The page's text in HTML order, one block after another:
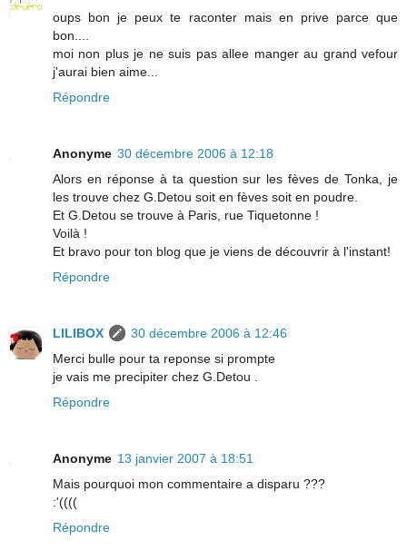
oups bon je peux te raconter mais en prive parce que
bon....
moi non plus je ne suis pas allee manger au grand vefour
j'aurai bien aime...
Répondre
Anonyme 30 décembre 2006 à 12:18
Alors en réponse à ta question sur les fèves de Tonka, je
les trouve chez G.Detou soit en fèves soit en poudre.
Et G.Detou se trouve à Paris, rue Tiquetonne !
Voilà !
Et bravo pour ton blog que je viens de découvrir à l'instant!
Répondre
LILIBOX
30 décembre 2006 à 12:46
Merci bulle pour ta reponse si prompte
je vais me precipiter chez G.Detou .
Répondre
Anonyme 13 janvier 2007 à 18:51
Mais pourquoi mon commentaire a disparu ???
:'((((
Répondre